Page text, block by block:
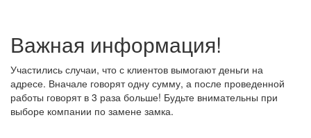
Важная информация!
Участились случаи, что с клиентов вымогают деньги на
адресе. Вначале говорят одну сумму, а после проведенной
работы говорят в 3 раза больше! Будьте внимательны при
выборе компании по замене замка.